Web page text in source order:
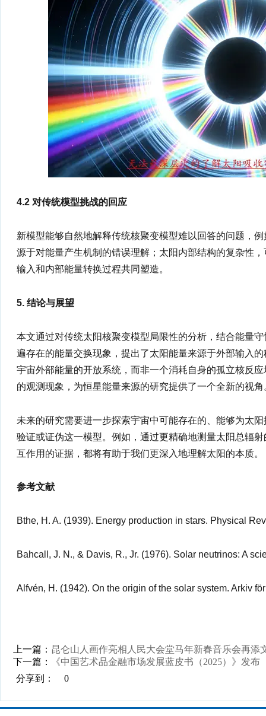
4.2 对传统模型挑战的回应
新模型能够自然地解释传统核聚变模型难以回答的问题，
源于对能量产生机制的错误理解；太阳内部结构的复杂性
输入和内部能量转换过程共同塑造。
5. 结论与展望
本文通过对传统太阳核聚变模型局限性的分析，结合能量
遍存在的能量交换现象，提出了太阳能量来源于外部输入
宇宙外部能量的开放系统，而非一个消耗自身的孤立核反
的观测现象，为恒星能量来源的研究提供了一个全新的视角
未来的研究需要进一步探索宇宙中可能存在的、能够为太
验证或证伪这一模型。例如，通过更精确地测量太阳总辐
互作用的证据，都将有助于我们更深入地理解太阳的本质
参考文献
Bthe, H. A. (1939). Energy production in stars. Physical
Bahcall, J. N., & Davis, R., Jr. (1976). Solar neutrinos: A
Alfvén, H. (1942). On the origin of the solar system. Arkiv
上一篇： 昆仑山人画作亮相人民大会堂马年新春音乐会再添
下一篇：
《中国艺术品金融市场发展蓝皮书（2025）》发布
分享到：
0